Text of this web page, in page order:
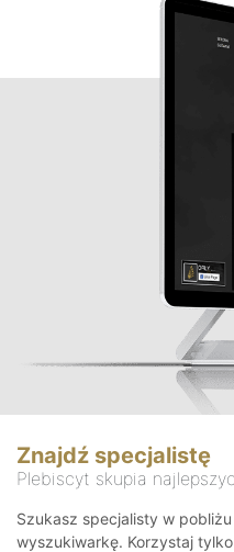
Znajdź specjalistę
Plebiscyt skupia
Szukasz specjalisty w
wyszukiwarkę. Korzystaj